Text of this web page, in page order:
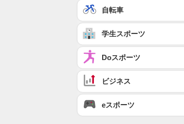
自転車
学生スポーツ
Doスポーツ
ビジネス
eスポーツ